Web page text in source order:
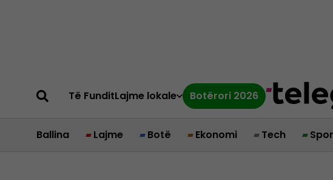
Të FunditLajme lokale Botërori 2026
Ballina Lajme Botë Ekonomi Tech